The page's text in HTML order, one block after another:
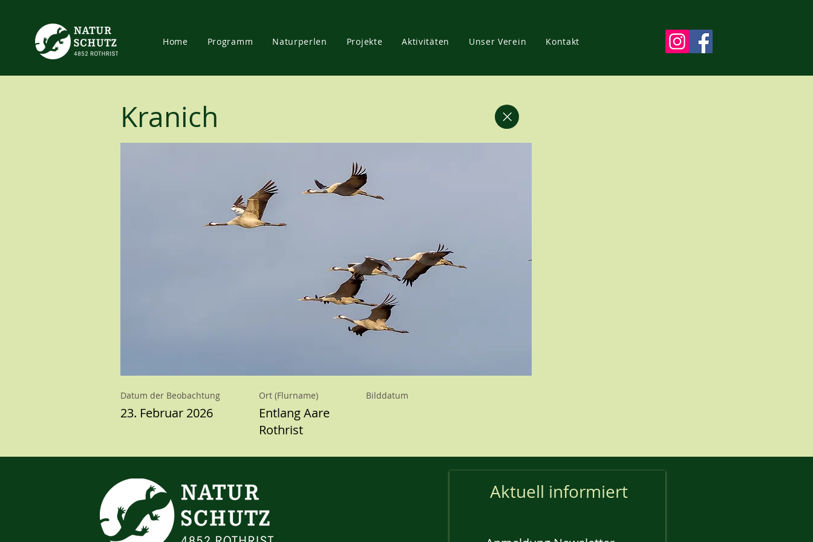
Home Programm Naturperlen Projekte Aktivitäten Unser Verein Kontakt
Kranich
Datum der Beobachtung
23. Februar 2026
Ort (Flurname) Bilddatum
Entlang Aare
Rothrist
Aktuell informiert